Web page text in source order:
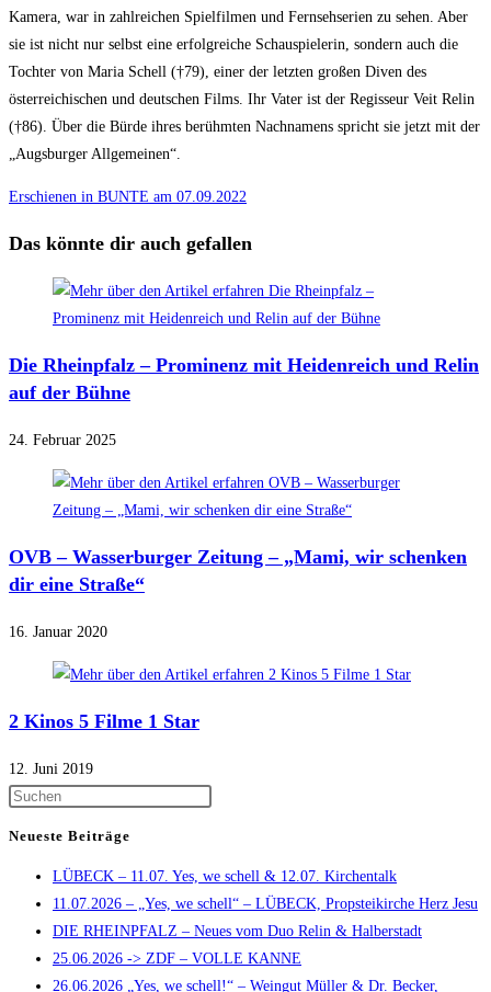
Kamera, war in zahlreichen Spielfilmen und Fernsehserien zu sehen. Aber
sie ist nicht nur selbst eine erfolgreiche Schauspielerin, sondern auch die
Tochter von Maria Schell (†79), einer der letzten großen Diven des
österreichischen und deutschen Films. Ihr Vater ist der Regisseur Veit Relin
(†86). Über die Bürde ihres berühmten Nachnamens spricht sie jetzt mit der
„Augsburger Allgemeinen“.
Erschienen in BUNTE am 07.09.2022
Das könnte dir auch gefallen
Die Rheinpfalz – Prominenz mit Heidenreich und Relin
auf der Bühne
24. Februar 2025
OVB – Wasserburger Zeitung – „Mami, wir schenken
dir eine Straße“
16. Januar 2020
2 Kinos 5 Filme 1 Star
12. Juni 2019
close
the
search
panel.
Neueste Beiträge
LÜBECK – 11.07. Yes, we schell & 12.07. Kirchentalk
11.07.2026 – „Yes, we schell“ – LÜBECK, Propsteikirche Herz Jesu
DIE RHEINPFALZ – Neues vom Duo Relin & Halberstadt
25.06.2026 -> ZDF – VOLLE KANNE
26.06.2026 „Yes, we schell!“ – Weingut Müller & Dr. Becker,